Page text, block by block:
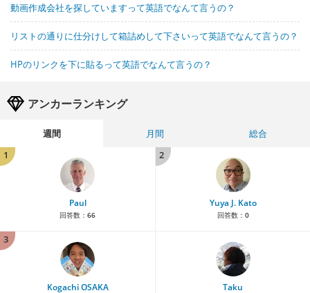
動画作成会社を探していますって英語でなんて言うの？
リストの通りに仕分けして箱詰めして下さいって英語でなんて言うの？
HPのリンクを下に貼るって英語でなんて言うの？
アンカーランキング
週間 月間
総合
1
Paul
回答数： 66
2
Yuya J. Kato
回答数： 0
3
Kogachi OSAKA Taku